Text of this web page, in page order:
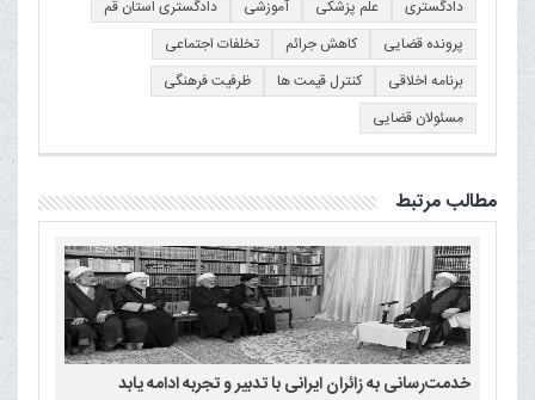
دادگستری
علم پزشکی آموزشی
دادگستری استان قم
پرونده قضایی
کاهش جرائم
تخلفات اجتماعی
برنامه اخلاقی
کنترل قیمت ها
ظرفیت فرهنگی
مسئولان قضایی
مطالب مرتبط
خدمت‌رسانی به زائران ایرانی با تدبیر و تجربه ادامه یابد